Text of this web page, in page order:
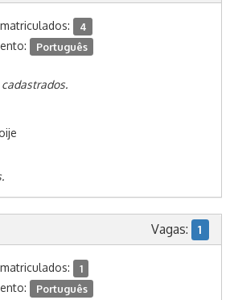
4
Português
Vagas: 1
1
Português